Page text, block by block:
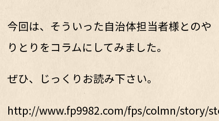
今回は、そういった自治体担当者様とのや
りとりをコラムにしてみました。
ぜひ、じっくりお読み下さい。
http://www.fp9982.com/fps/colmn/story/